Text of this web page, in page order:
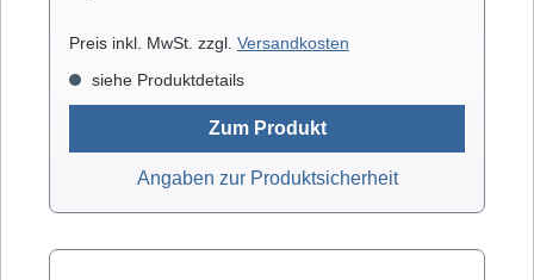
Preis inkl. MwSt. zzgl. Versandkosten
siehe Produktdetails
Zum Produkt
Angaben zur Produktsicherheit